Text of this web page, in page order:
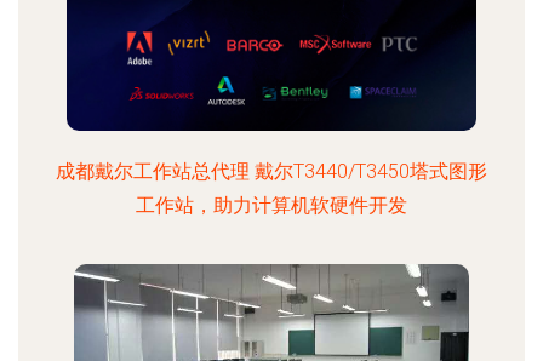
成都戴尔工作站总代理 戴尔T3440/T3450塔式图形
工作站，助力计算机软硬件开发